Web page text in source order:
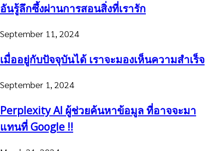
อันรู้ลึกซึ้งผ่านการสอนสิ่งที่เรารัก
September 11, 2024
เมื่ออยู่กับปัจจุบันได้ เราจะมองเห็นความสำเร็จ
September 1, 2024
Perplexity AI ผู้ช่วยค้นหาข้อมูล ที่อาจจะมา
แทนที่ Google !!